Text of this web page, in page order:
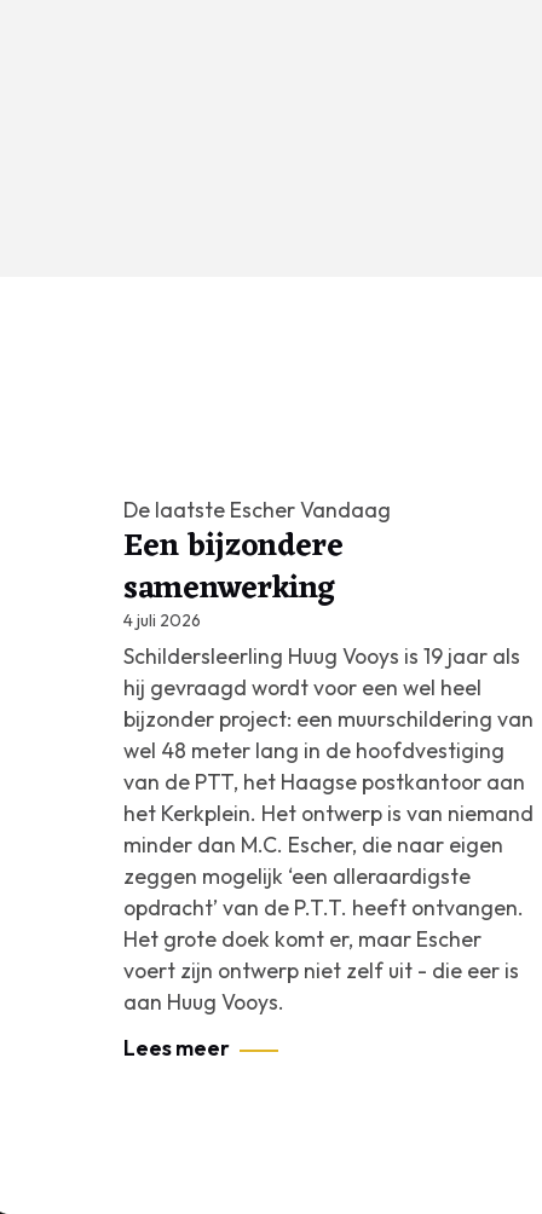
De laatste Escher Vandaag
Een bijzondere
samenwerking
4 juli 2026
Schildersleerling Huug Vooys is 19 jaar als
hij gevraagd wordt voor een wel heel
bijzonder project: een muurschildering van
wel 48 meter lang in de hoofdvestiging
van de PTT, het Haagse postkantoor aan
het Kerkplein. Het ontwerp is van niemand
minder dan M.C. Escher, die naar eigen
zeggen mogelijk ‘een alleraardigste
opdracht’ van de P.T.T. heeft ontvangen.
Het grote doek komt er, maar Escher
voert zijn ontwerp niet zelf uit - die eer is
aan Huug Vooys.
Lees meer